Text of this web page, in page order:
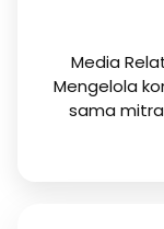
Media
Mengelola
sama